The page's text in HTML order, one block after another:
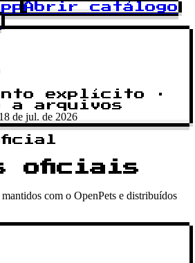
Abrir catálogo
explícito ·
a arquivos
de jul. de 2026
oficiais
com o OpenPets e distribuídos